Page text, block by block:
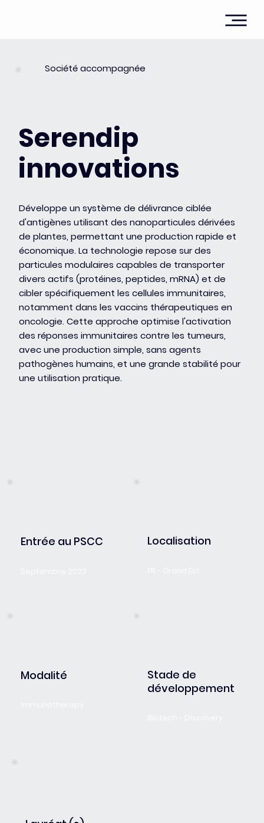
Société accompagnée
Serendip
innovations
Développe un système de délivrance ciblée
d'antigènes utilisant des nanoparticules dérivées
de plantes, permettant une production rapide et
économique. La technologie repose sur des
particules modulaires capables de transporter
divers actifs (protéines, peptides, mRNA) et de
cibler spécifiquement les cellules immunitaires,
notamment dans les vaccins thérapeutiques en
oncologie. Cette approche optimise l'activation
des réponses immunitaires contre les tumeurs,
avec une production simple, sans agents
pathogènes humains, et une grande stabilité pour
une utilisation pratique.
Entrée au PSCC Localisation
Modalité
Stade de
développement